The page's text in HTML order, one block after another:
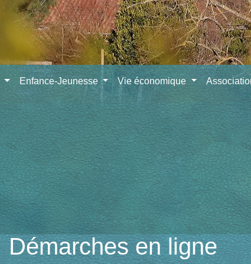
Enfance-Jeunesse Vie économique
Démarches en ligne